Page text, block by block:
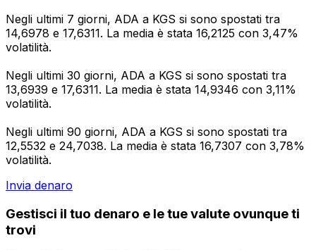
Negli ultimi 7 giorni, ADA a KGS si sono spostati tra
14,6978 e 17,6311. La media è stata 16,2125 con 3,47%
volatilità.
Negli ultimi 30 giorni, ADA a KGS si sono spostati tra
13,6939 e 17,6311. La media è stata 14,9346 con 3,11%
volatilità.
Negli ultimi 90 giorni, ADA a KGS si sono spostati tra
12,5532 e 24,7038. La media è stata 16,7307 con 3,78%
volatilità.
Invia denaro
Gestisci il tuo denaro e le tue valute ovunque ti
trovi